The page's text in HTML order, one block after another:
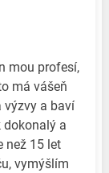
mou profesí,
má vášeň
výzvy a baví
dokonalý a
než 15 let
vymýšlím